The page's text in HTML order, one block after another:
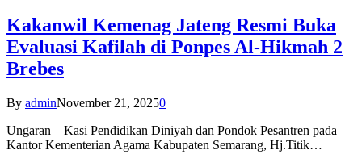
Kakanwil Kemenag Jateng Resmi Buka
Evaluasi Kafilah di Ponpes Al-Hikmah 2
Brebes
By adminNovember 21, 20250
Ungaran – Kasi Pendidikan Diniyah dan Pondok Pesantren pada
Kantor Kementerian Agama Kabupaten Semarang, Hj.Titik…